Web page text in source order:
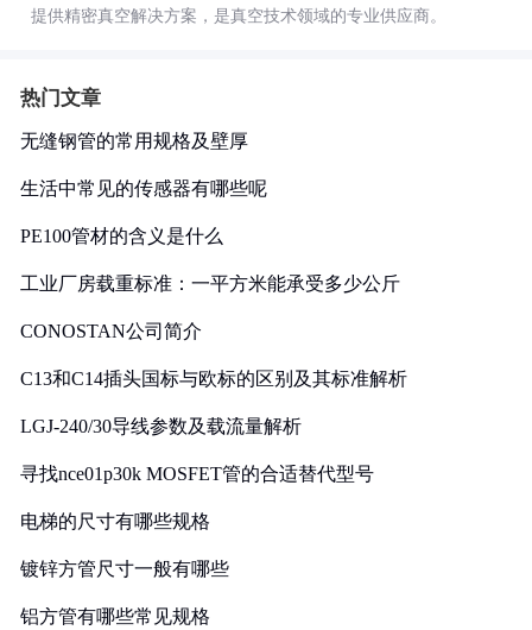
提供精密真空解决方案，是真空技术领域的专业供应商。
热门文章
无缝钢管的常用规格及壁厚
生活中常见的传感器有哪些呢
PE100管材的含义是什么
工业厂房载重标准：一平方米能承受多少公斤
CONOSTAN公司简介
C13和C14插头国标与欧标的区别及其标准解析
LGJ-240/30导线参数及载流量解析
寻找nce01p30k MOSFET管的合适替代型号
电梯的尺寸有哪些规格
镀锌方管尺寸一般有哪些
铝方管有哪些常见规格